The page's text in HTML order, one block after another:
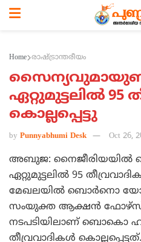
Home രാഷ്ട്രാന്തരീയം
ഏറ്റുമുട്ടലില്‍ 95
കൊല്ലപ്പെട്ടു
by Punnyabhumi Desk Oct 26,
അബുജ: നൈജീരിയയില്‍
ഏറ്റുമുട്ടലില്‍ 95
മേഖലയില്‍ ബൊര്‍നൊ
സംയുക്ത ആക്ഷന്‍ ഫോഴ്‌സ്
നടപടിയിലാണ് ബൊകൊ
തീവ്രവാദികള്‍